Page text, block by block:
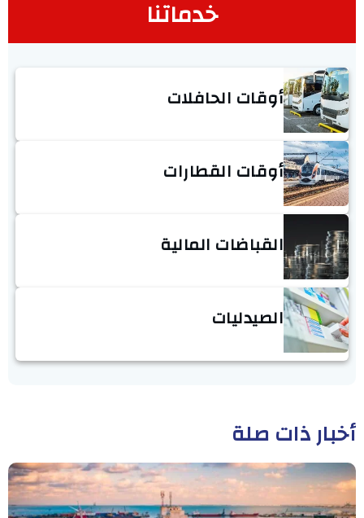
خدماتنا
أوقات الحافلات
أوقات القطارات
القباضات المالية
الصيدليات
أخبار ذات صلة